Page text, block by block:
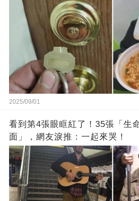
2025/09/01
看到第4張眼眶紅了！35張「生
面」，網友淚推：一起來哭！